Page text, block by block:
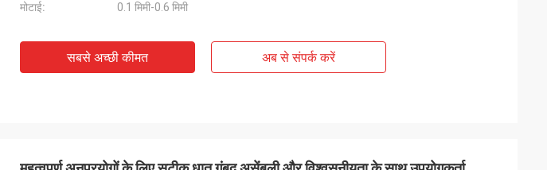
मोटाई:
0.1 मिमी-0.6 मिमी
सबसे अच्छी कीमत अब से संपर्क करें